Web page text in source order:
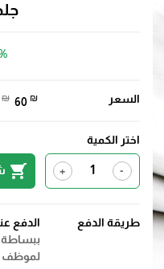
السعر ₪ 60 ₪
اختر الكمية
-
+
shopping_cart
طريقة الدفع
الدفع
ببساطة
لموظف